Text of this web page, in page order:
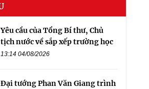
Yêu cầu của Tổng Bí thư, Chủ
tịch nước về sắp xếp trường học
13:14 04/08/2026
Đại tướng Phan Văn Giang trình